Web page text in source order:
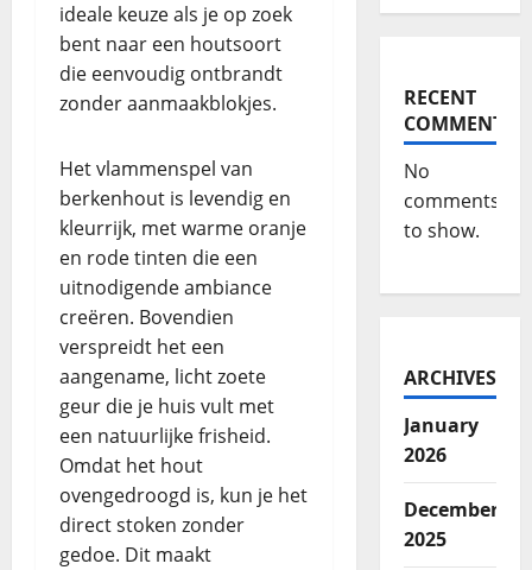
ideale keuze als je op zoek
bent naar een houtsoort
die eenvoudig ontbrandt
zonder aanmaakblokjes.
Het vlammenspel van
berkenhout is levendig en
kleurrijk, met warme oranje
en rode tinten die een
uitnodigende ambiance
creëren. Bovendien
verspreidt het een
aangename, licht zoete
geur die je huis vult met
een natuurlijke frisheid.
Omdat het hout
ovengedroogd is, kun je het
direct stoken zonder
gedoe. Dit maakt
RECENT
COMMENTS
No
comments
to show.
ARCHIVES
January
2026
December
2025